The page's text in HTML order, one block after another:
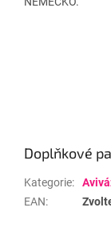
Doplňkové
Kategorie:
EAN: